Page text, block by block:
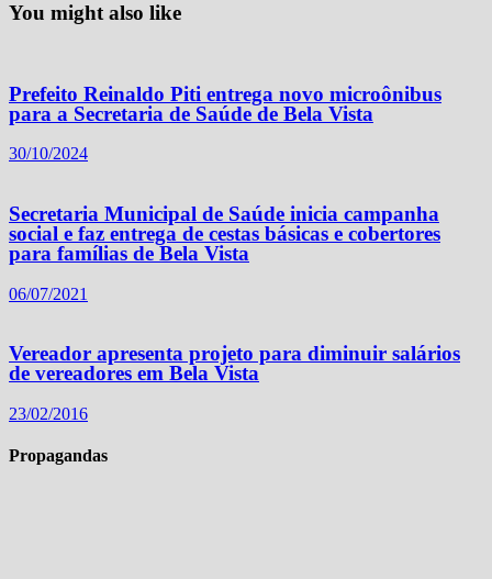
You might also like
Prefeito Reinaldo Piti entrega novo microônibus
para a Secretaria de Saúde de Bela Vista
30/10/2024
Secretaria Municipal de Saúde inicia campanha
social e faz entrega de cestas básicas e cobertores
para famílias de Bela Vista
06/07/2021
Vereador apresenta projeto para diminuir salários
de vereadores em Bela Vista
23/02/2016
Propagandas